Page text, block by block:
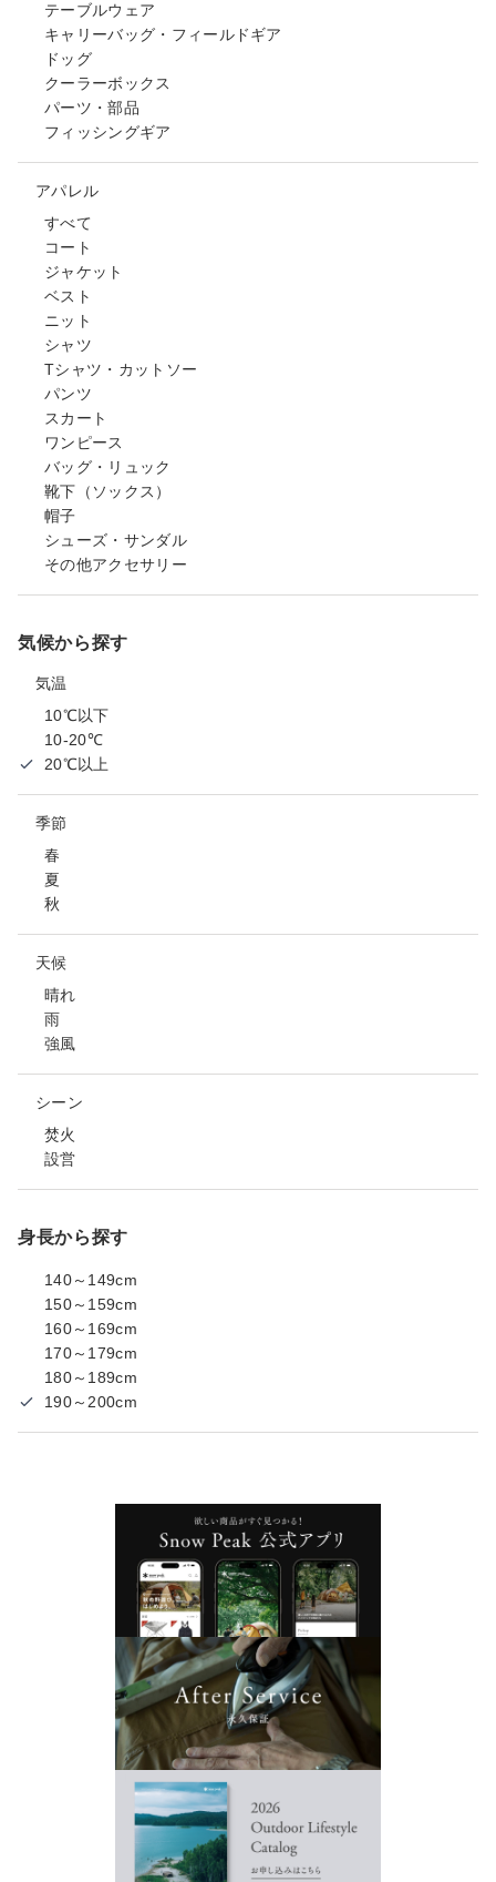
テーブルウェア
キャリーバッグ・フィールドギア
ドッグ
クーラーボックス
パーツ・部品
フィッシングギア
アパレル
すべて
コート
ジャケット
ベスト
ニット
シャツ
Tシャツ・カットソー
パンツ
スカート
ワンピース
バッグ・リュック
靴下（ソックス）
帽子
シューズ・サンダル
その他アクセサリー
気候から探す
気温
10℃以下
10-20℃
20℃以上
季節
春
夏
秋
天候
晴れ
雨
強風
シーン
焚火
設営
身長から探す
140～149cm
150～159cm
160～169cm
170～179cm
180～189cm
190～200cm